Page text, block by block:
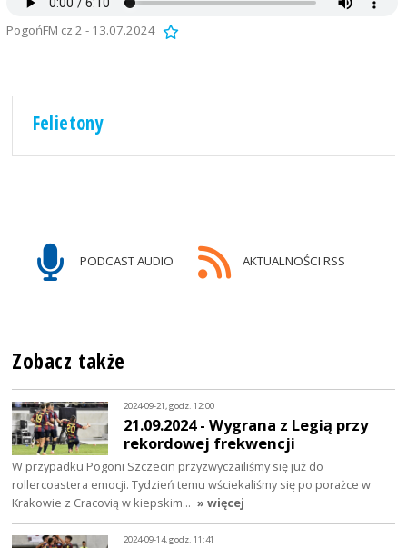
PogońFM cz 2 - 13.07.2024
Felietony
PODCAST AUDIO AKTUALNOŚCI RSS
Zobacz także
2024-09-21, godz. 12:00
21.09.2024 - Wygrana z Legią przy
rekordowej frekwencji
W przypadku Pogoni Szczecin przyzwyczailiśmy się już do
rollercoastera emocji. Tydzień temu wściekaliśmy się po porażce w
Krakowie z Cracovią w kiepskim… » więcej
2024-09-14, godz. 11:41